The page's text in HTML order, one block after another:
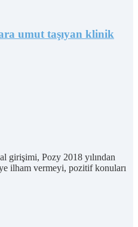
umut taşıyan klinik
girişimi, Pozy 2018 yılından
ilham vermeyi, pozitif konuları